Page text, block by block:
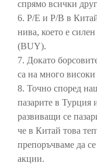
спрямо всички
6. Р/Е и Р/В в
нива, което е
(BUY).
7. Докато
са на много
8. Точно според
пазарите в
развиващи се
че в Китай това
препоръчваме да
акции.